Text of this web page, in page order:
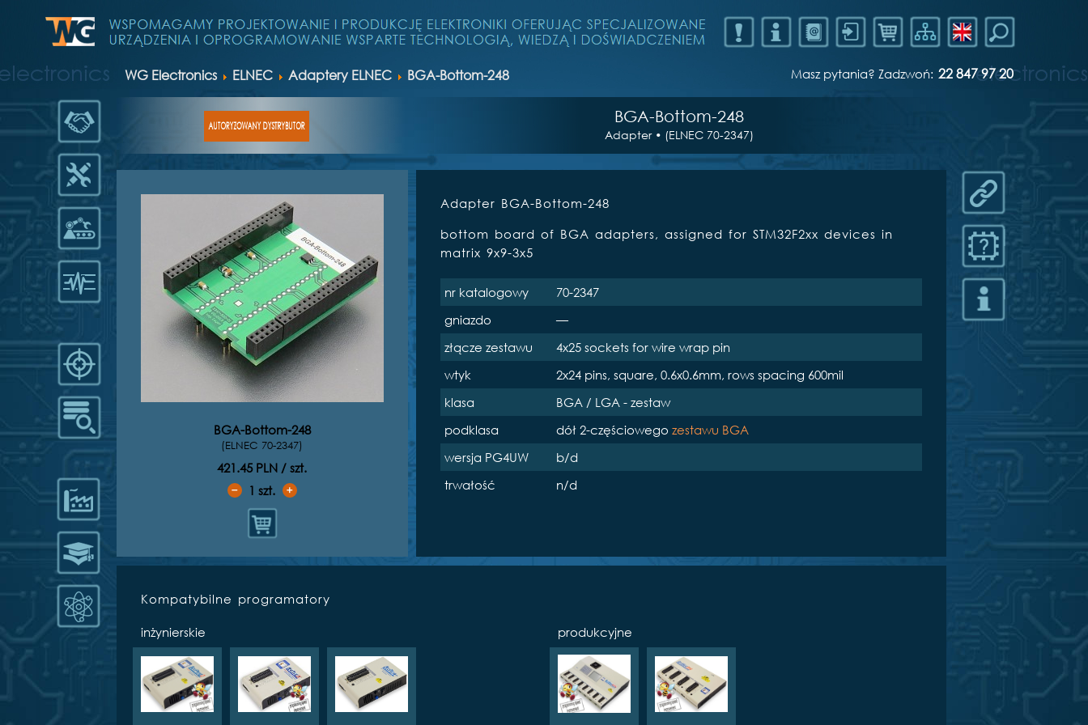
WG Electronics ELNEC Adaptery ELNEC BGA-Bottom-248 Masz pytania? Zadzwoń: 22 847 97 20
BGA-Bottom-248
AUTORYZOWANY DYSTRYBUTOR
Adapter • (ELNEC 70-2347)
BGA-Bottom-248
(ELNEC 70-2347)
421.45 PLN / szt.
➕
1 szt.
➖
Adapter BGA-Bottom-248
bottom board of BGA adapters, assigned for STM32F2xx devices in
matrix 9x9-3x5
nr katalogowy
70-2347
gniazdo
—
złącze zestawu
4x25 sockets for wire wrap pin
wtyk
2x24 pins, square, 0.6x0.6mm, rows spacing 600mil
klasa
BGA / LGA - zestaw
podklasa
dół 2-częściowego zestawu BGA
wersja PG4UW
b/d
trwałość
n/d
Kompatybilne programatory
inżynierskie produkcyjne